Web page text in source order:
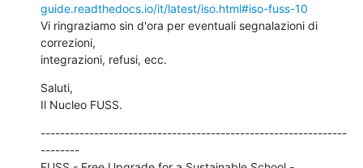
guide.readthedocs.io/it/latest/iso.html#iso-fuss-10
Vi ringraziamo sin d'ora per eventuali segnalazioni di
correzioni,
integrazioni, refusi, ecc.
Saluti,
Il Nucleo FUSS.
---------------------------------------------------------------
--------